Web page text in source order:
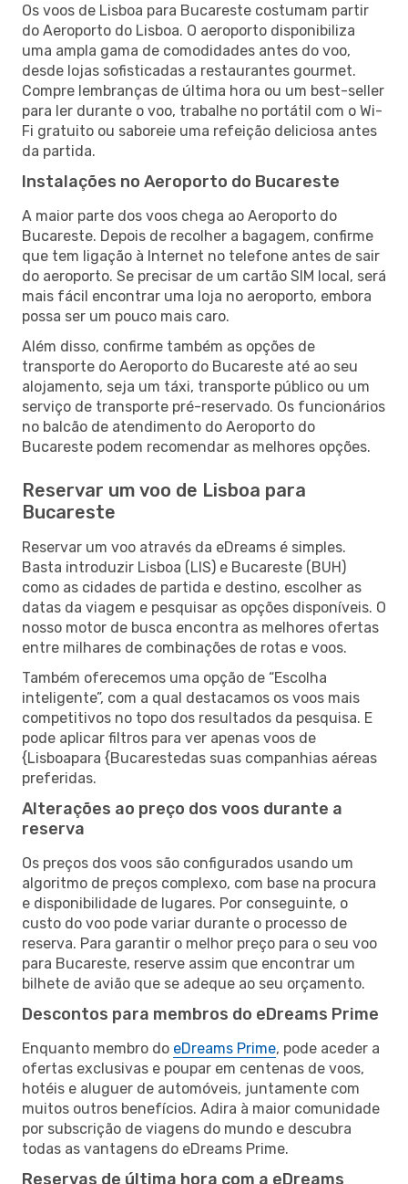
Os voos de Lisboa para Bucareste costumam partir
do Aeroporto do Lisboa. O aeroporto disponibiliza
uma ampla gama de comodidades antes do voo,
desde lojas sofisticadas a restaurantes gourmet.
Compre lembranças de última hora ou um best-seller
para ler durante o voo, trabalhe no portátil com o Wi-
Fi gratuito ou saboreie uma refeição deliciosa antes
da partida.
Instalações no Aeroporto do Bucareste
A maior parte dos voos chega ao Aeroporto do
Bucareste. Depois de recolher a bagagem, confirme
que tem ligação à Internet no telefone antes de sair
do aeroporto. Se precisar de um cartão SIM local, será
mais fácil encontrar uma loja no aeroporto, embora
possa ser um pouco mais caro.
Além disso, confirme também as opções de
transporte do Aeroporto do Bucareste até ao seu
alojamento, seja um táxi, transporte público ou um
serviço de transporte pré-reservado. Os funcionários
no balcão de atendimento do Aeroporto do
Bucareste podem recomendar as melhores opções.
Reservar um voo de Lisboa para
Bucareste
Reservar um voo através da eDreams é simples.
Basta introduzir Lisboa (LIS) e Bucareste (BUH)
como as cidades de partida e destino, escolher as
datas da viagem e pesquisar as opções disponíveis. O
nosso motor de busca encontra as melhores ofertas
entre milhares de combinações de rotas e voos.
Também oferecemos uma opção de “Escolha
inteligente”, com a qual destacamos os voos mais
competitivos no topo dos resultados da pesquisa. E
pode aplicar filtros para ver apenas voos de
{Lisboapara {Bucarestedas suas companhias aéreas
preferidas.
Alterações ao preço dos voos durante a
reserva
Os preços dos voos são configurados usando um
algoritmo de preços complexo, com base na procura
e disponibilidade de lugares. Por conseguinte, o
custo do voo pode variar durante o processo de
reserva. Para garantir o melhor preço para o seu voo
para Bucareste, reserve assim que encontrar um
bilhete de avião que se adeque ao seu orçamento.
Descontos para membros do eDreams Prime
Enquanto membro do eDreams Prime, pode aceder a
ofertas exclusivas e poupar em centenas de voos,
hotéis e aluguer de automóveis, juntamente com
muitos outros benefícios. Adira à maior comunidade
por subscrição de viagens do mundo e descubra
todas as vantagens do eDreams Prime.
Reservas de última hora com a eDreams